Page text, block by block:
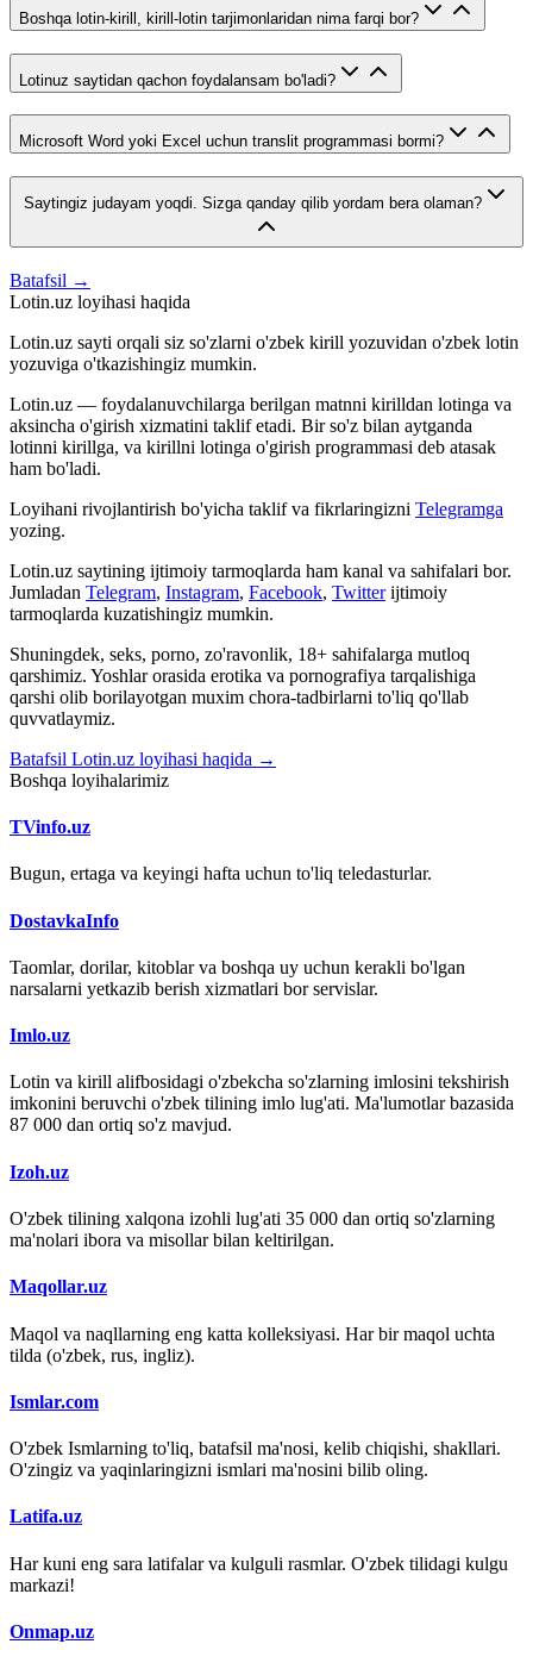
Boshqa lotin-kirill, kirill-lotin tarjimonlaridan nima farqi bor?
Lotinuz saytidan qachon foydalansam bo'ladi?
Microsoft Word yoki Excel uchun translit programmasi bormi?
Saytingiz judayam yoqdi. Sizga qanday qilib yordam bera olaman?
Batafsil →
Lotin.uz loyihasi haqida
Lotin.uz sayti orqali siz so'zlarni o'zbek kirill yozuvidan o'zbek lotin
yozuviga o'tkazishingiz mumkin.
Lotin.uz — foydalanuvchilarga berilgan matnni kirilldan lotinga va
aksincha o'girish xizmatini taklif etadi. Bir so'z bilan aytganda
lotinni kirillga, va kirillni lotinga o'girish programmasi deb atasak
ham bo'ladi.
Loyihani rivojlantirish bo'yicha taklif va fikrlaringizni Telegramga
yozing.
Lotin.uz saytining ijtimoiy tarmoqlarda ham kanal va sahifalari bor.
Jumladan Telegram, Instagram, Facebook, Twitter ijtimoiy
tarmoqlarda kuzatishingiz mumkin.
Shuningdek, seks, porno, zo'ravonlik, 18+ sahifalarga mutloq
qarshimiz. Yoshlar orasida erotika va pornografiya tarqalishiga
qarshi olib borilayotgan muxim chora-tadbirlarni to'liq qo'llab
quvvatlaymiz.
Batafsil Lotin.uz loyihasi haqida →
Boshqa loyihalarimiz
TVinfo.uz
Bugun, ertaga va keyingi hafta uchun to'liq teledasturlar.
DostavkaInfo
Taomlar, dorilar, kitoblar va boshqa uy uchun kerakli bo'lgan
narsalarni yetkazib berish xizmatlari bor servislar.
Imlo.uz
Lotin va kirill alifbosidagi o'zbekcha so'zlarning imlosini tekshirish
imkonini beruvchi o'zbek tilining imlo lug'ati. Ma'lumotlar bazasida
87 000 dan ortiq so'z mavjud.
Izoh.uz
O'zbek tilining xalqona izohli lug'ati 35 000 dan ortiq so'zlarning
ma'nolari ibora va misollar bilan keltirilgan.
Maqollar.uz
Maqol va naqllarning eng katta kolleksiyasi. Har bir maqol uchta
tilda (o'zbek, rus, ingliz).
Ismlar.com
O'zbek Ismlarning to'liq, batafsil ma'nosi, kelib chiqishi, shakllari.
O'zingiz va yaqinlaringizni ismlari ma'nosini bilib oling.
Latifa.uz
Har kuni eng sara latifalar va kulguli rasmlar. O'zbek tilidagi kulgu
markazi!
Onmap.uz